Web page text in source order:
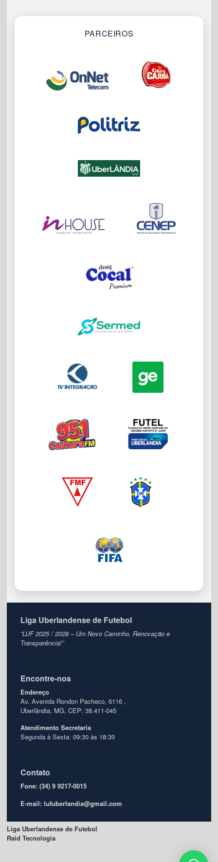
PARCEIROS
Liga Uberlandense de Futebol
“LUF 2025 / 2028 – Um Novo Caminho, Renovação e
Transparência!”
Encontre-nos
Endereço
Av. Avenida Rondon Pacheco, 6116 ,
Uberlândia, MG, CEP: 38.411-045
Atendimento Secretaria
Segunda à Sexta: 09:30 às 18:30
Contato
Fone: (34) 9 9217-0015
E-mail: lufuberlandia@gmail.com
Liga Uberlandense de Futebol
Raid Tecnologia